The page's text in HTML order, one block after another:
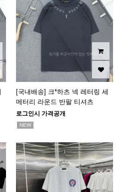
[국내배송] 크*하츠 넥 레터링 세
메터리 라운드 반팔 티셔츠
로그인시 가격공개
NEW